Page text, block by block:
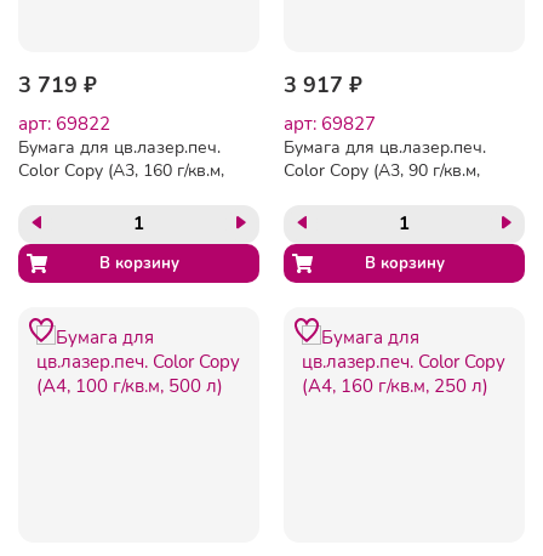
3 719 ₽
арт: 69822
Бумага для цв.лазер.печ.
Color Copy (А3, 160 г/кв.м,
3 917 ₽
арт: 69827
Бумага для цв.лазер.печ.
Color Copy (А3, 90 г/кв.м,